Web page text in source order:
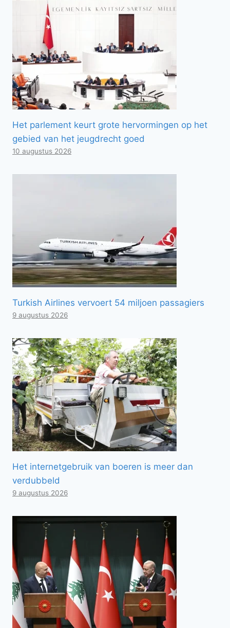
Het parlement keurt grote hervormingen op het
gebied van het jeugdrecht goed
10 augustus 2026
Turkish Airlines vervoert 54 miljoen passagiers
9 augustus 2026
Het internetgebruik van boeren is meer dan
verdubbeld
9 augustus 2026